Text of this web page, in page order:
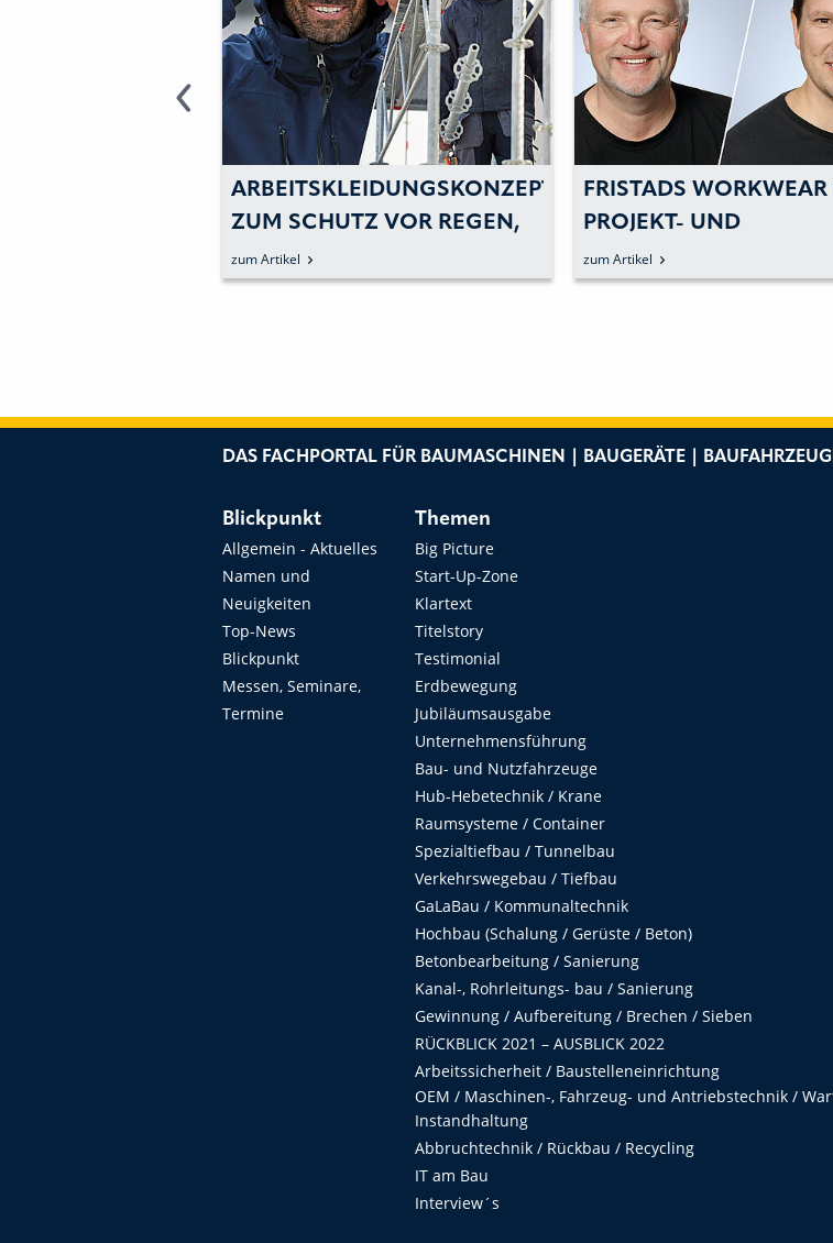
ARBEITSKLEIDUNGSKONZEPTE
ZUM SCHUTZ VOR REGEN,
WIND UND KÄLTE
zum Artikel
FRISTADS
PROJEKT- UND
LEASINGGESCHÄFT
zum Artikel
DAS FACHPORTAL FÜR BAUMASCHINEN | BAUGERÄTE |
Blickpunkt
Allgemein - Aktuelles
Namen und
Neuigkeiten
Top-News
Blickpunkt
Messen, Seminare,
Termine
Themen
Big Picture
Start-Up-Zone
Klartext
Titelstory
Testimonial
Erdbewegung
Jubiläumsausgabe
Unternehmensführung
Bau- und Nutzfahrzeuge
Hub-Hebetechnik / Krane
Raumsysteme / Container
Spezialtiefbau / Tunnelbau
Verkehrswegebau / Tiefbau
GaLaBau / Kommunaltechnik
Hochbau (Schalung / Gerüste / Beton)
Betonbearbeitung / Sanierung
Kanal-, Rohrleitungs- bau / Sanierung
Gewinnung / Aufbereitung / Brechen / Sieben
RÜCKBLICK 2021 – AUSBLICK 2022
Arbeitssicherheit / Baustelleneinrichtung
OEM / Maschinen-, Fahrzeug- und Antriebstechnik /
Instandhaltung
Abbruchtechnik / Rückbau / Recycling
IT am Bau
Interview´s